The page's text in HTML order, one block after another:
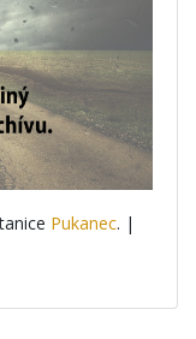
Pukanec. |